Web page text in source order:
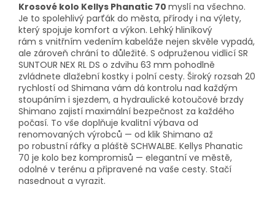
Krosové kolo Kellys Phanatic 70 myslí na všechno.
Je to spolehlivý parťák do města, přírody i na výlety,
který spojuje komfort a výkon. Lehkýhliníkový
rám s vnitřním vedením kabeláže nejen skvěle vypadá,
ale zároveň chrání to důležité. S odpruženou vidlicí SR
SUNTOUR NEX RL DS o zdvihu 63 mm pohodlně
zvládnete dlažební kostky i polní cesty. Široký rozsah 20
rychlostí od Shimana vám dá kontrolu nad každým
stoupáním i sjezdem, a hydraulické kotoučové brzdy
Shimano zajistí maximální bezpečnost za každého
počasí. To vše doplňuje kvalitní výbava od
renomovaných výrobců — od klik Shimano až
po robustní ráfky a pláště SCHWALBE. Kellys Phanatic
70 je kolo bez kompromisů — elegantní ve městě,
odolné v terénu a připravené na vaše cesty. Stačí
nasednout a vyrazit.